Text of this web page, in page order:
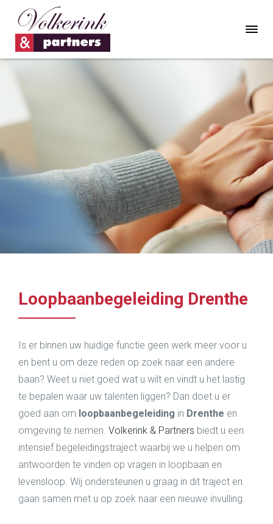
Loopbaanbegeleiding Drenthe
Is er binnen uw huidige functie geen werk meer voor u
en bent u om deze reden op zoek naar een andere
baan? Weet u niet goed wat u wilt en vindt u het lastig
te bepalen waar uw talenten liggen? Dan doet u er
goed aan om loopbaanbegeleiding in Drenthe en
omgeving te nemen. Volkerink & Partners biedt u een
intensief begeleidingstraject waarbij we u helpen om
antwoorden te vinden op vragen in loopbaan en
levensloop. Wij ondersteunen u graag in dit traject en
gaan samen met u op zoek naar een nieuwe invulling.